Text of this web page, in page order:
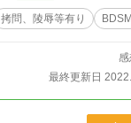
拷問、陵辱等有り BDSM
最終更新日